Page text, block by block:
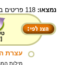
נמצאו:
[
עצרת
מילות